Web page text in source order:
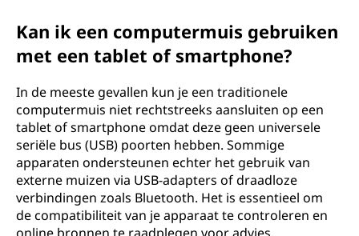
Kan ik een computermuis gebruiken
met een tablet of smartphone?
In de meeste gevallen kun je een traditionele
computermuis niet rechtstreeks aansluiten op een
tablet of smartphone omdat deze geen universele
seriële bus (USB) poorten hebben. Sommige
apparaten ondersteunen echter het gebruik van
externe muizen via USB-adapters of draadloze
verbindingen zoals Bluetooth. Het is essentieel om
de compatibiliteit van je apparaat te controleren en